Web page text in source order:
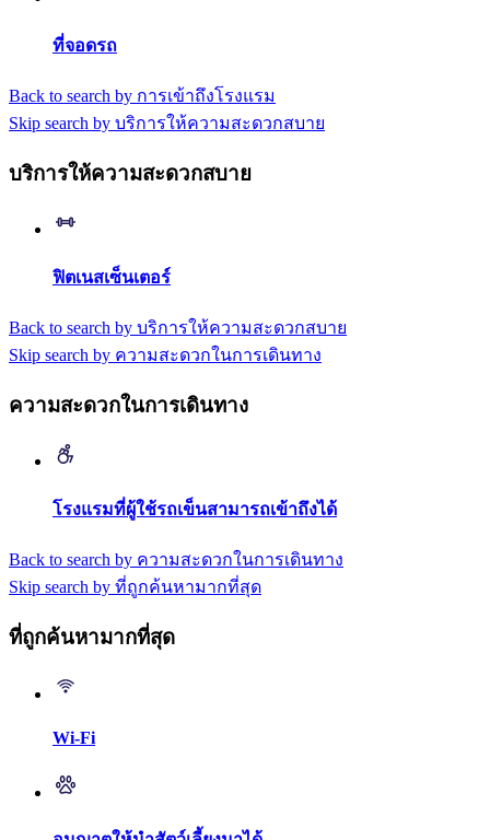
ที่จอดรถ
Back to search by การเข้าถึงโรงแรม
Skip search by บริการให้ความสะดวกสบาย
บริการให้ความสะดวกสบาย
ฟิตเนสเซ็นเตอร์
Back to search by บริการให้ความสะดวกสบาย
Skip search by ความสะดวกในการเดินทาง
ความสะดวกในการเดินทาง
โรงแรมที่ผู้ใช้รถเข็นสามารถเข้าถึงได้
Back to search by ความสะดวกในการเดินทาง
Skip search by ที่ถูกค้นหามากที่สุด
ที่ถูกค้นหามากที่สุด
Wi-Fi